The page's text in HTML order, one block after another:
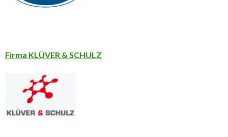
Firma KLÜVER & SCHULZ